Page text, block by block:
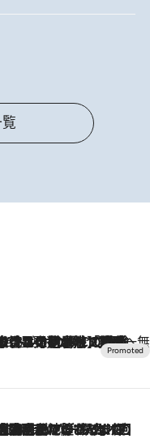
リゾート】唯一無二。癒しと発見が待つ場所へ
】ヒノキの香りに包まれて涼感マックス！約13℃の湧水かけ流しを避暑地「星野温泉 トンボの湯」で体験
の勝手に再ブーム
りの“タオル回し”に、ラッパー顔負けの高速歌唱まで…さだまさし（74）のアグレッシブすぎる現在地